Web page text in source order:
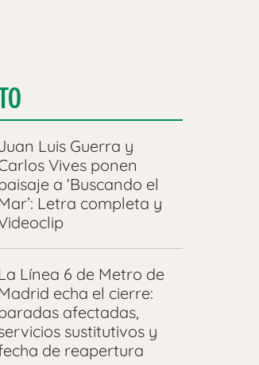
Luis Guerra y
Vives ponen
a ‘Buscando el
Letra completa y
Línea 6 de Metro de
echa el cierre:
afectadas,
sustitutivos y
de reapertura